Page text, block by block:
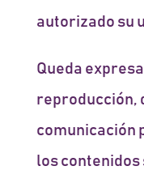
autorizado su
Queda
reproducción,
comunicación
los